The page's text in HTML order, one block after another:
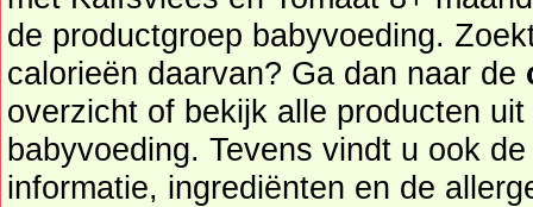
de productgroep babyvoeding. Zoekt u een ander product en de
calorieën daarvan? Ga dan naar de
overzicht of bekijk alle
babyvoeding. Tevens vindt u ook de uitgebreide calorie
informatie, ingrediënten en de